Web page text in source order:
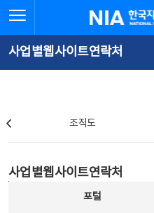
문
로
가
체
뉴
바
가
한국지능정보
사업별웹사이트연락처
조직도
사업별웹사이트연락처
포털